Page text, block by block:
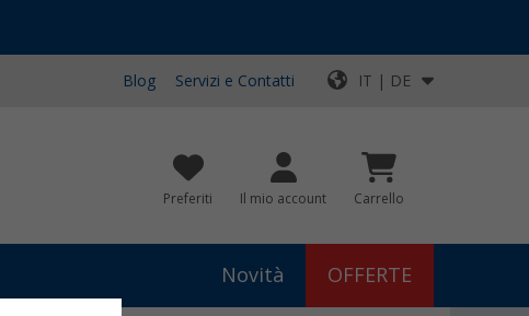
Blog Servizi e Contatti IT | DE
Preferiti Il mio account Carrello
Novità OFFERTE